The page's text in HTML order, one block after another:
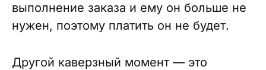
выполнение заказа и ему он больше не
нужен, поэтому платить он не будет.
Другой каверзный момент — это